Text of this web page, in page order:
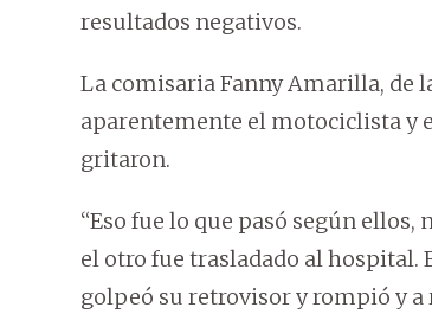
resultados negativos.
La comisaria Fanny Amarilla, de
aparentemente el motociclista y
gritaron.
“Eso fue lo que pasó según
el otro fue trasladado al hospital.
golpeó su retrovisor y rompió y a